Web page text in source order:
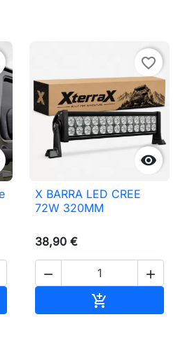

favorite_border
X BARRA LED CREE
72W 320MM
38,90 €
 
